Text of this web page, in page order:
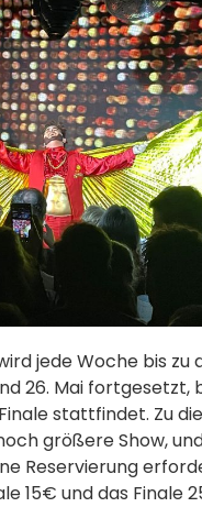
jede Woche bis zu
26. Mai fortgesetzt,
stattfindet. Zu
größere Show,
Reservierung
15€ und das Finale